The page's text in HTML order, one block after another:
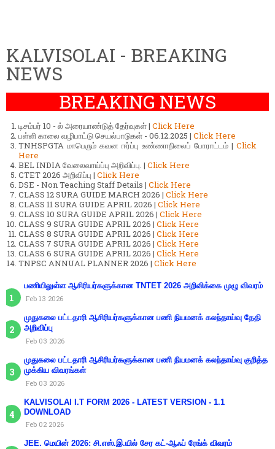
KALVISOLAI - BREAKING
NEWS
BREAKING NEWS
டிசம்பர் 10 - ல் அரையாண்டுத் தேர்வுகள் | Click Here
பள்ளி காலை வழிபாட்டு செயல்பாடுகள் - 06.12.2025 | Click Here
TNHSPGTA மாபெரும் கவன ஈர்ப்பு உண்ணாநிலைப் போராட்டம் | Click
Here
BEL INDIA வேலைவாய்ப்பு அறிவிப்பு. | Click Here
CTET 2026 அறிவிப்பு | Click Here
DSE - Non Teaching Staff Details | Click Here
CLASS 12 SURA GUIDE MARCH 2026 | Click Here
CLASS 11 SURA GUIDE APRIL 2026 | Click Here
CLASS 10 SURA GUIDE APRIL 2026 | Click Here
CLASS 9 SURA GUIDE APRIL 2026 | Click Here
CLASS 8 SURA GUIDE APRIL 2026 | Click Here
CLASS 7 SURA GUIDE APRIL 2026 | Click Here
CLASS 6 SURA GUIDE APRIL 2026 | Click Here
TNPSC ANNUAL PLANNER 2026 | Click Here
பணியிலுள்ள ஆசிரியர்களுக்கான TNTET 2026 அறிவிக்கை முழு விவரம்
Feb 13 2026
முதுகலை பட்டதாரி ஆசிரியர்களுக்கான பணி நியமனக் கலந்தாய்வு தேதி
அறிவிப்பு
Feb 03 2026
முதுகலை பட்டதாரி ஆசிரியர்களுக்கான பணி நியமனக் கலந்தாய்வு குறித்த
முக்கிய விவரங்கள்
Feb 03 2026
KALVISOLAI I.T FORM 2026 - LATEST VERSION - 1.1
DOWNLOAD
Feb 02 2026
JEE. மெயின் 2026: சி.எஸ்.இ.யில் சேர கட்-ஆஃப் ரேங்க் விவரம்